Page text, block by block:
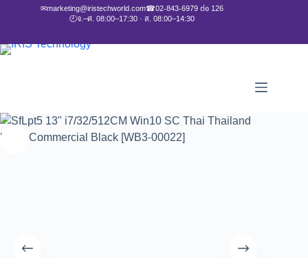
✉marketing@iristechworld.com☎02-843-6979 ต่อ 126
🕘จ.–ศ. 08:00–17:30 · ส. 08:00–14:30